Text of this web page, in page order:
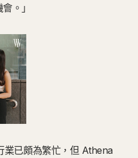
。」
業已頗為繁忙，但 Athena